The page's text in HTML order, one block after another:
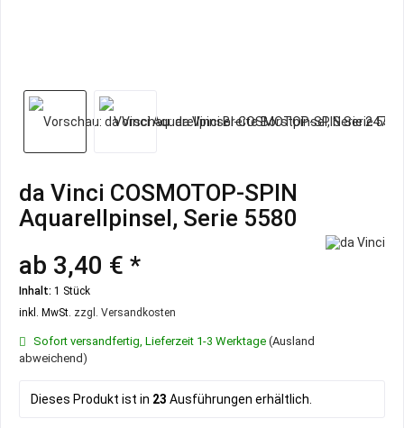
da Vinci COSMOTOP-SPIN
Aquarellpinsel, Serie 5580
ab 3,40 € *
Inhalt: 1 Stück
inkl. MwSt. zzgl. Versandkosten
Sofort versandfertig, Lieferzeit 1-3 Werktage (Ausland
abweichend)
Dieses Produkt ist in 23 Ausführungen erhältlich.